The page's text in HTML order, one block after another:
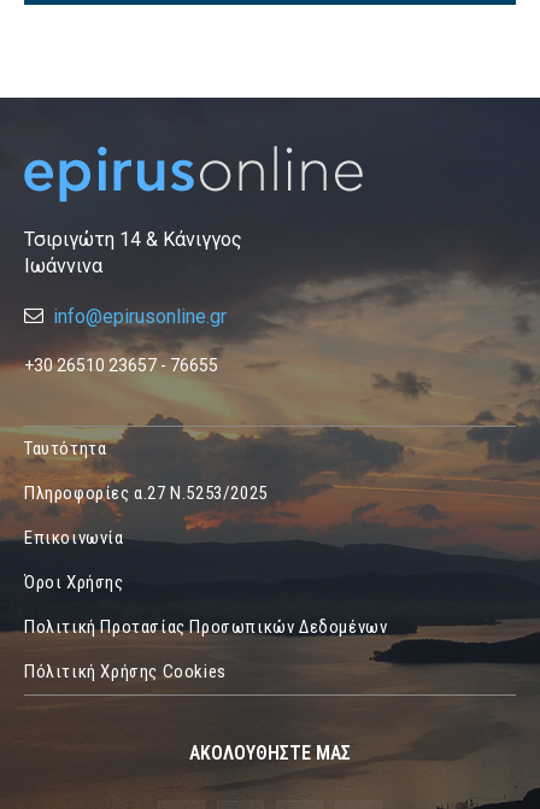
Τσιριγώτη 14 & Κάνιγγος
Ιωάννινα
info@epirusonline.gr
+30 26510 23657 - 76655
Ταυτότητα
Πληροφορίες α.27 Ν.5253/2025
Επικοινωνία
Όροι Χρήσης
Πολιτική Προτασίας Προσωπικών Δεδομένων
Πόλιτική Χρήσης Cookies
ΑΚΟΛΟΥΘΗΣΤΕ ΜΑΣ